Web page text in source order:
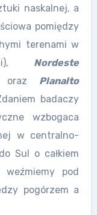
naskalnej, a
pomiędzy
terenami w
Nordeste
oraz Planalto
badaczy
wzbogaca
w centralno-
Sul o całkiem
weźmiemy pod
pogórzem a